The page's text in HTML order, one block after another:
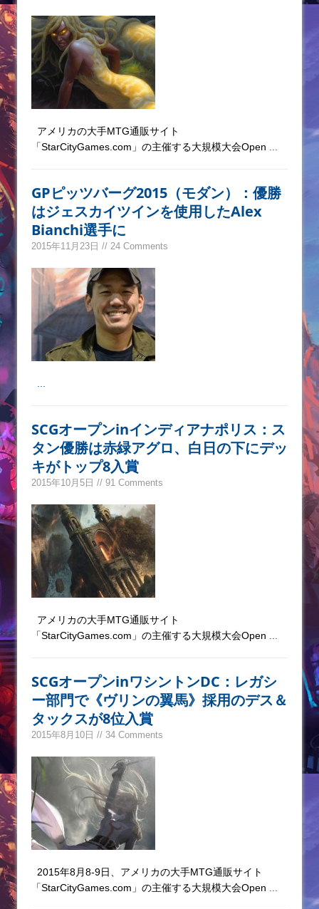
アメリカの大手MTG通販サイト
「StarCityGames.com」の主催する大規模大会Open
GPピッツバーグ2015（モダン）：優勝
はジェスカイツインを使用したAlex
Bianchi選手に
2015年11月23日 // 24 Comments
SCGオープンinインディアナポリス：ス
タン優勝は赤緑アグロ、白日の下にデッ
キがトップ8入賞
2015年10月5日 // 91 Comments
アメリカの大手MTG通販サイト
「StarCityGames.com」の主催する大規模大会Open
SCGオープンinワシントンDC：レガシ
ー部門で《ヴリンの翼馬》採用のデス＆
タックスが8位入賞
2015年8月10日 // 34 Comments
2015年8月8-9日、アメリカの大手MTG通販サイト
「StarCityGames.com」の主催する大規模大会Open